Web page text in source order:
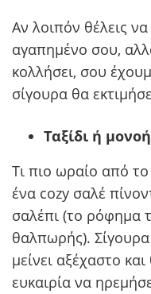
Αν λοιπόν θέλεις
αγαπημένο σου,
κολλήσει, σου
σίγουρα θα
Ταξίδι ή
Τι πιο ωραίο από το
ένα cozy σαλέ
σαλέπι (το ρόφημα
θαλπωρής).
μείνει αξέχαστο
ευκαιρία να